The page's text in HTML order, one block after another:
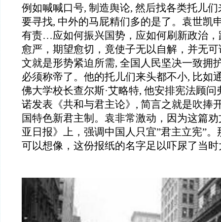
例如喊喊口号, 制造舆论, 然后找各类托儿
要寻找, 中外的马屁精们多的是了。袁世凯
有责…应如何振兴国势，应如何刷新政治
愈严，期望愈切，竟使子无以自解，并无
文就是形势紧迫所需, 全国人民坚决一致拥
必须称帝了。他的托儿们来头都不小, 比如
佛大学校长查尔斯·艾略特, 他安排宪法顾问
诺发表《共和与君主论》, 简言之就是吹捧
国特色新君主制。袁非常激动，因为这篇
亚日报》上，强调中国人只宜”君主立宪”
可以想像，这份报纸的名字足以吓尿了当